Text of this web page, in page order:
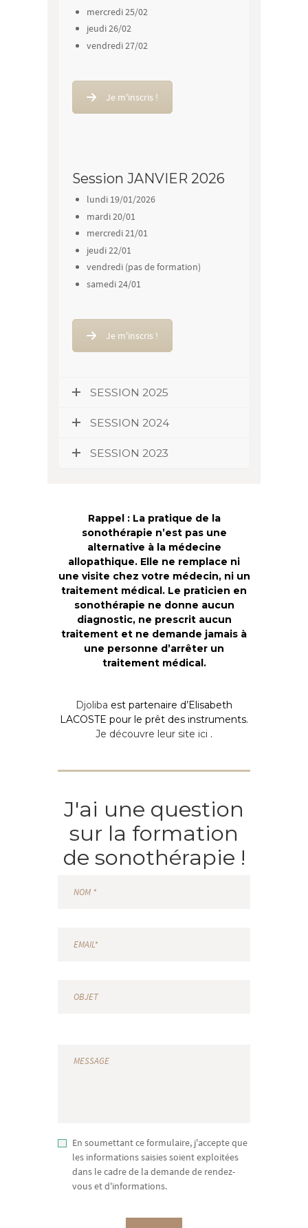
mercredi 25/02
jeudi 26/02
vendredi 27/02
Je m'inscris !
Session JANVIER 2026
lundi 19/01/2026
mardi 20/01
mercredi 21/01
jeudi 22/01
vendredi (pas de formation)
samedi 24/01
Je m'inscris !
SESSION 2025
SESSION 2024
SESSION 2023
Rappel :La pratique de la
sonothérapie n’est pas une
alternative à la médecine
allopathique. Elle ne remplace ni
une visite chez votre médecin, ni un
traitement médical. Le praticien en
sonothérapie ne donne aucun
diagnostic, ne prescrit aucun
traitement et ne demande jamais à
une personne d’arrêter un
traitement médical.
Djoliba est partenaire d’Elisabeth
LACOSTE pour le prêt des instruments.
Je découvre leur site ici .
J'ai une question
sur la formation
de sonothérapie !
En soumettant ce formulaire, j'accepte que
les informations saisies soient exploitées
dans le cadre de la demande de rendez-
vous et d'informations.